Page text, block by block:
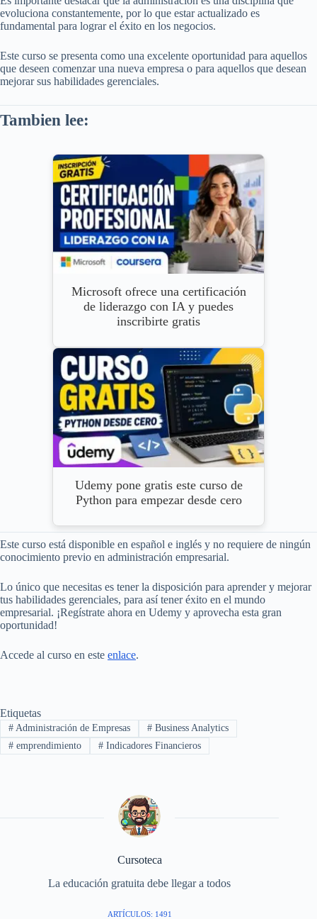
evoluciona constantemente, por lo que estar actualizado es
fundamental para lograr el éxito en los negocios.
Este curso se presenta como una excelente oportunidad para aquellos
que deseen comenzar una nueva empresa o para aquellos que desean
mejorar sus habilidades gerenciales.
Tambien lee:
Microsoft ofrece una certificación
de liderazgo con IA y puedes
inscribirte gratis
Udemy pone gratis este curso de
Python para empezar desde cero
Este curso está disponible en español e inglés y no requiere de ningún
conocimiento previo en administración empresarial.
Lo único que necesitas es tener la disposición para aprender y mejorar
tus habilidades gerenciales, para así tener éxito en el mundo
empresarial. ¡Regístrate ahora en Udemy y aprovecha esta gran
oportunidad!
Accede al curso en este enlace.
Etiquetas
#Administración de Empresas #Business Analytics
#emprendimiento #Indicadores Financieros
Cursoteca
La educación gratuita debe llegar a todos
ARTÍCULOS: 1491